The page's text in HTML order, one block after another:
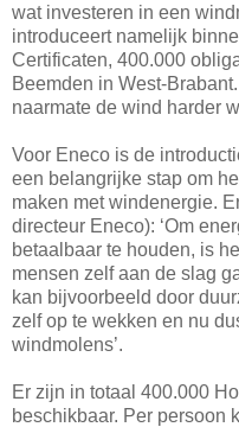
wat investeren in een
introduceert namelijk
Certificaten, 400.000
Beemden in West-
naarmate de wind harder
Voor Eneco is de
een belangrijke stap om
maken met windenergie.
directeur Eneco): ‘Om
betaalbaar te houden, is
mensen zelf aan de slag
kan bijvoorbeeld door
zelf op te wekken en nu
windmolens’.
Er zijn in totaal 400.000
beschikbaar. Per persoon